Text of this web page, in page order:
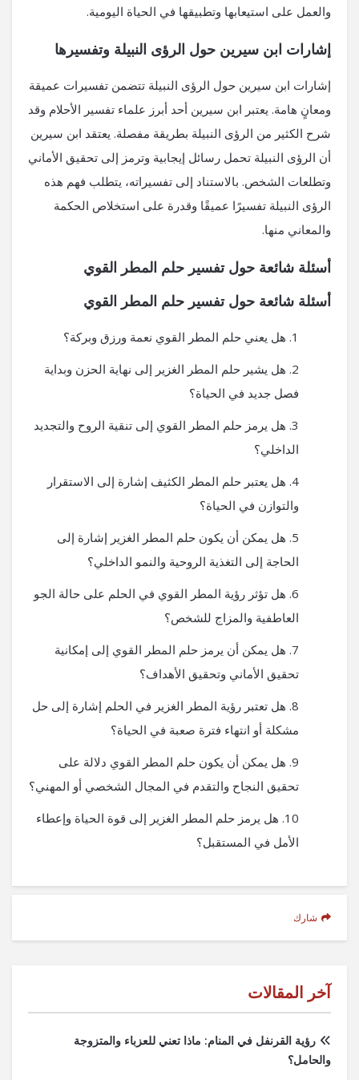
والعمل على استيعابها وتطبيقها في الحياة اليومية.
إشارات ابن سيرين حول الرؤى النبيلة وتفسيرها
إشارات ابن سيرين حول الرؤى النبيلة تتضمن تفسيرات عميقة
ومعانٍ هامة. يعتبر ابن سيرين أحد أبرز علماء تفسير الأحلام وقد
شرح الكثير من الرؤى النبيلة بطريقة مفصلة. يعتقد ابن سيرين
أن الرؤى النبيلة تحمل رسائل إيجابية وترمز إلى تحقيق الأماني
وتطلعات الشخص. بالاستناد إلى تفسيراته، يتطلب فهم هذه
الرؤى النبيلة تفسيرًا عميقًا وقدرة على استخلاص الحكمة
والمعاني منها.
أسئلة شائعة حول تفسير حلم المطر القوي
أسئلة شائعة حول تفسير حلم المطر القوي
هل يعني حلم المطر القوي نعمة ورزق وبركة؟
هل يشير حلم المطر الغزير إلى نهاية الحزن وبداية
فصل جديد في الحياة؟
هل يرمز حلم المطر القوي إلى تنقية الروح والتجديد
الداخلي؟
هل يعتبر حلم المطر الكثيف إشارة إلى الاستقرار
والتوازن في الحياة؟
هل يمكن أن يكون حلم المطر الغزير إشارة إلى
الحاجة إلى التغذية الروحية والنمو الداخلي؟
هل تؤثر رؤية المطر القوي في الحلم على حالة الجو
العاطفية والمزاج للشخص؟
هل يمكن أن يرمز حلم المطر القوي إلى إمكانية
تحقيق الأماني وتحقيق الأهداف؟
هل تعتبر رؤية المطر الغزير في الحلم إشارة إلى حل
مشكلة أو انتهاء فترة صعبة في الحياة؟
هل يمكن أن يكون حلم المطر القوي دلالة على
تحقيق النجاح والتقدم في المجال الشخصي أو المهني؟
هل يرمز حلم المطر الغزير إلى قوة الحياة وإعطاء
الأمل في المستقبل؟
شارك
آخر المقالات
رؤية القرنفل في المنام: ماذا تعني للعزباء والمتزوجة
والحامل؟